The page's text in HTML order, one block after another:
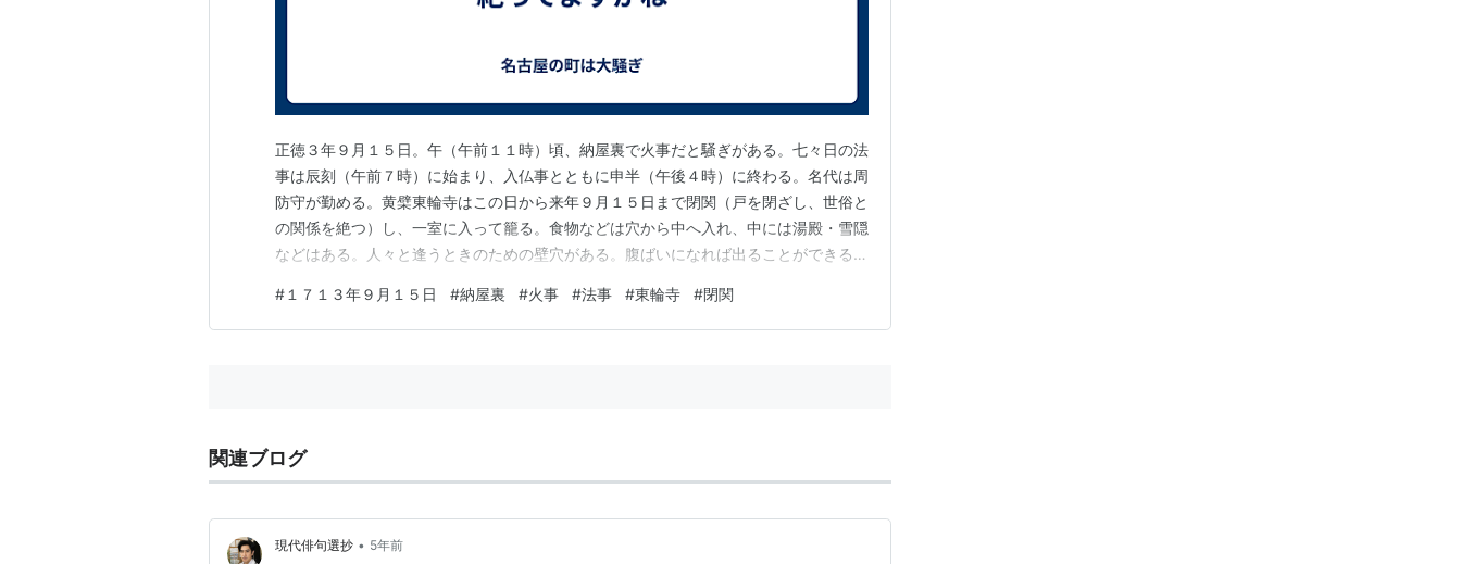
正徳３年９月１５日。午（午前１１時）頃、納屋裏で火事だと騒ぎがある。七々日の法
事は辰刻（午前７時）に始まり、入仏事とともに申半（午後４時）に終わる。名代は周
防守が勤める。黄檗東輪寺はこの日から来年９月１５日まで閉関（戸を閉ざし、世俗と
の関係を絶つ）し、一室に入って籠る。食物などは穴から中へ入れ、中には湯殿・雪隠
などはある。人々と逢うときのための壁穴がある。腹ばいになれば出ることができるだ
罪はないけれど尋ねがあったので加左衛門には気を付けるようにと町奉行から辻番頭に
話がある。今までは仏殿を堂と呼んできたのを今後は霊屋と…
# １７１３年９月１５日 #納屋裏 #火事 #法事 #東輪寺 #閉関
関連ブログ
現代俳句選抄 • 5年前